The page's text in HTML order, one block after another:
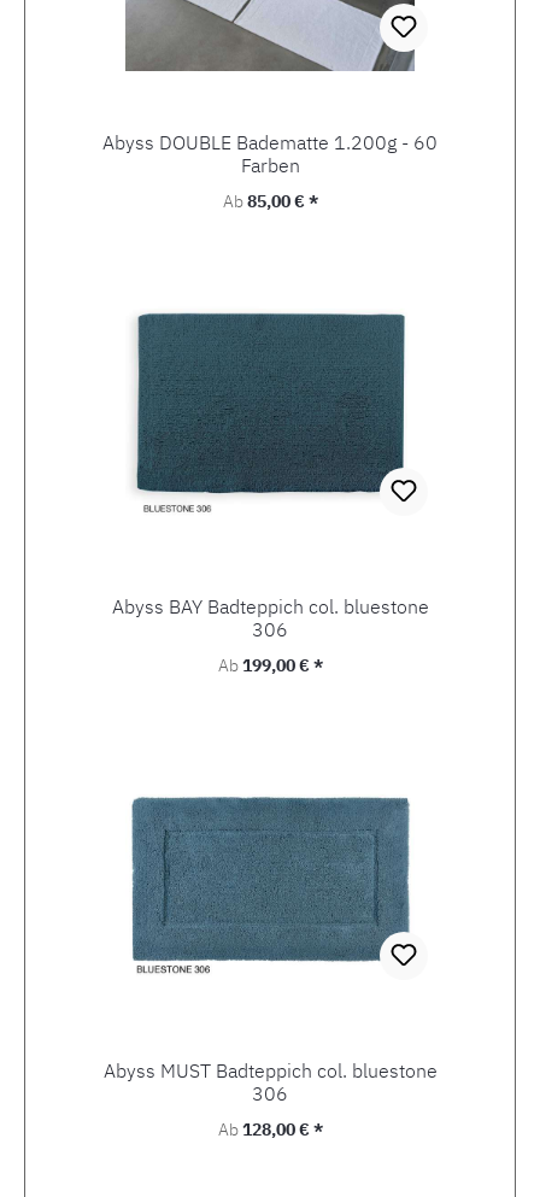
Abyss DOUBLE Badematte 1.200g - 60
Farben
Regulärer Preis:
Ab85,00 € *
Abyss BAY Badteppich col. bluestone
306
Regulärer Preis:
Ab199,00 € *
Abyss MUST Badteppich col. bluestone
306
Regulärer Preis:
Ab128,00 € *